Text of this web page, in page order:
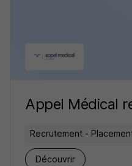
Appel Médical
Recrutement -
Découvrir